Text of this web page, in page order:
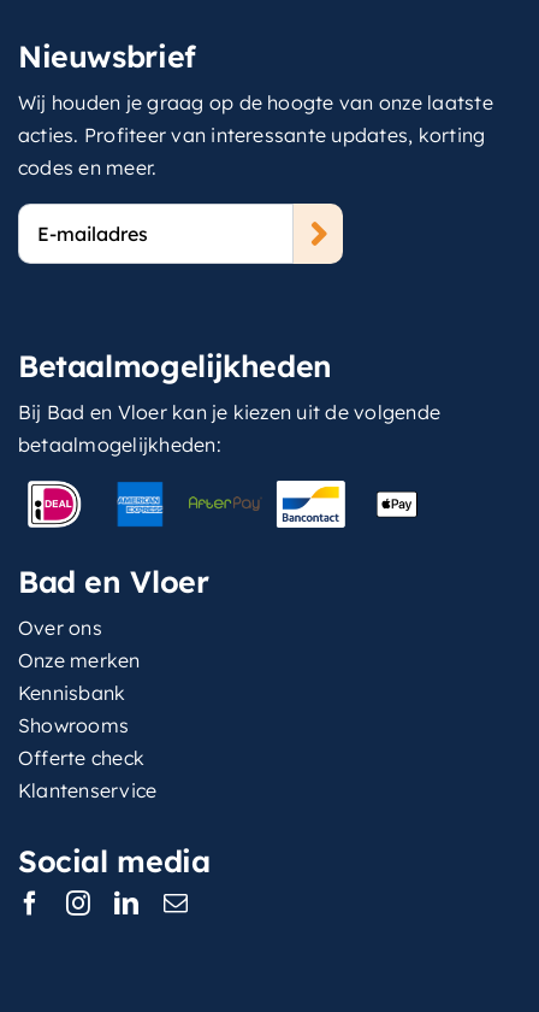
Nieuwsbrief
Wij houden je graag op de hoogte van onze laatste
acties. Profiteer van interessante updates, korting
codes en meer.
E-
mailadres
Betaalmogelijkheden
Bij Bad en Vloer kan je kiezen uit de volgende
betaalmogelijkheden:
Bad en Vloer
Over ons
Onze merken
Kennisbank
Showrooms
Offerte check
Klantenservice
Social media